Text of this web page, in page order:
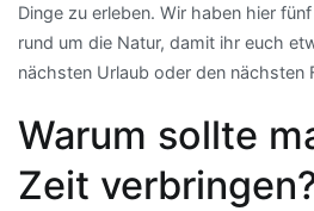
Dinge zu erleben. Wir haben hier
rund um die Natur, damit ihr euch
nächsten Urlaub oder den nächsten
Warum sollte
Zeit